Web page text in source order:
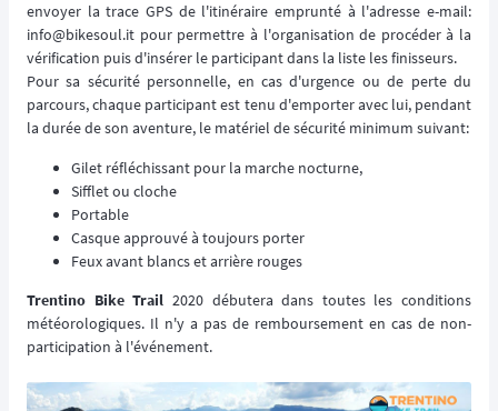
envoyer la trace GPS de l'itinéraire emprunté à l'adresse e-mail:
info@bikesoul.it pour permettre à l'organisation de procéder à la
vérification puis d'insérer le participant dans la liste les finisseurs.
Pour sa sécurité personnelle, en cas d'urgence ou de perte du
parcours, chaque participant est tenu d'emporter avec lui, pendant
la durée de son aventure, le matériel de sécurité minimum suivant:
Gilet réfléchissant pour la marche nocturne,
Sifflet ou cloche
Portable
Casque approuvé à toujours porter
Feux avant blancs et arrière rouges
Trentino Bike Trail 2020 débutera dans toutes les conditions
météorologiques. Il n'y a pas de remboursement en cas de non-
participation à l'événement.